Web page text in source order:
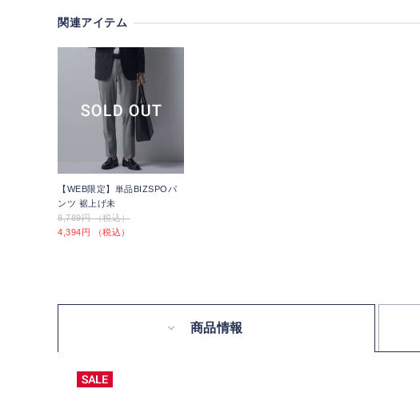
関連アイテム
【WEB限定】単品BIZSPOパ
ンツ 裾上げ未
8,789円 （税込）
4,394円 （税込）
商品情報